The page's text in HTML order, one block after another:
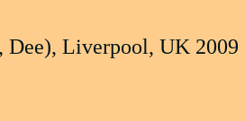
Dee), Liverpool, UK 2009